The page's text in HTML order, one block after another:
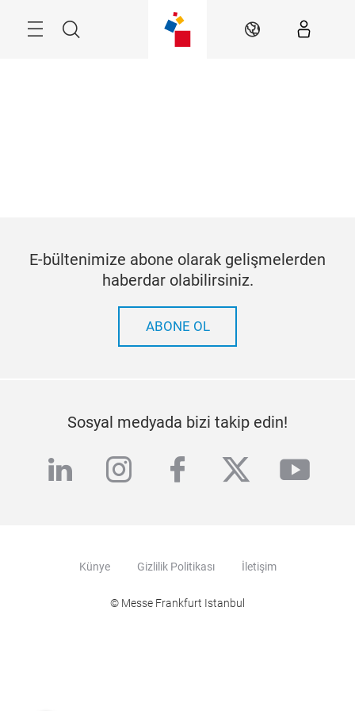
Arama TR
E-bültenimize abone olarak gelişmelerden
haberdar olabilirsiniz.
ABONE OL
Sosyal medyada bizi takip edin!
linkedininstagram
facebook
twitter
Künye Gizlilik Politikası İletişim
© Messe Frankfurt Istanbul